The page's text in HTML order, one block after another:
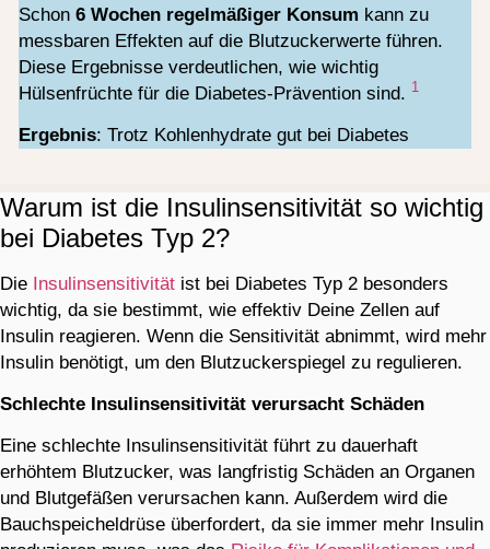
Schon 6 Wochen regelmäßiger Konsum kann zu
messbaren Effekten auf die Blutzuckerwerte führen.
Diese Ergebnisse verdeutlichen, wie wichtig
Hülsenfrüchte für die Diabetes-Prävention sind​. 1
Ergebnis: Trotz Kohlenhydrate gut bei Diabetes
Warum ist die Insulinsensitivität so wichtig
bei Diabetes Typ 2?
Die Insulinsensitivität ist bei Diabetes Typ 2 besonders
wichtig, da sie bestimmt, wie effektiv Deine Zellen auf
Insulin reagieren. Wenn die Sensitivität abnimmt, wird mehr
Insulin benötigt, um den Blutzuckerspiegel zu regulieren.
Schlechte Insulinsensitivität verursacht Schäden
Eine schlechte Insulinsensitivität führt zu dauerhaft
erhöhtem Blutzucker, was langfristig Schäden an Organen
und Blutgefäßen verursachen kann. Außerdem wird die
Bauchspeicheldrüse überfordert, da sie immer mehr Insulin